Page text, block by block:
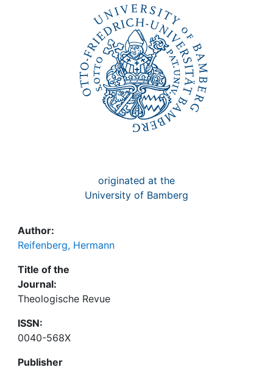
originated at the
University of Bamberg
Author:
Reifenberg, Hermann
Title of the
Journal:
Theologische Revue
ISSN:
0040-568X
Publisher